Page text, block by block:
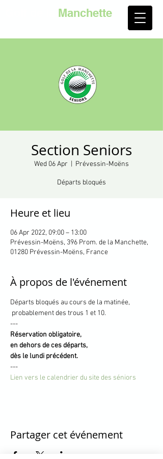
Manchette
Section Seniors
Wed 06 Apr Prévessin-Moëns
Départs bloqués
Heure et lieu
06 Apr 2022, 09:00 – 13:00
Prévessin-Moëns, 396 Prom. de la Manchette,
01280 Prévessin-Moëns, France
À propos de l'événement
Départs bloqués au cours de la matinée,
probablement des trous 1 et 10.
---
Réservation obligatoire,
en dehors de ces départs,
dès le lundi précédent.
---
Lien vers le calendrier du site des séniors
Partager cet événement